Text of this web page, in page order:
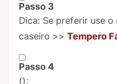
Passo 3
Marcar Passo 3 como
Dica: Se preferir use
caseiro >> Tempero
Passo 4
Marcar Passo 4 como
();